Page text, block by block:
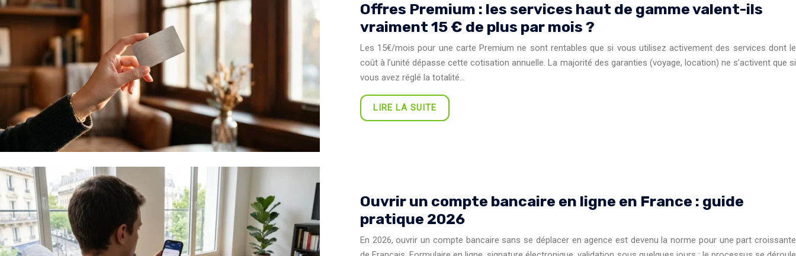
Offres Premium : les services haut de gamme valent-ils
vraiment 15 € de plus par mois ?
Les 15€/mois pour une carte Premium ne sont rentables que si vous utilisez activement des services dont le
coût à l’unité dépasse cette cotisation annuelle. La majorité des garanties (voyage, location) ne s’activent que si
vous avez réglé la totalité…
LIRE LA SUITE
Ouvrir un compte bancaire en ligne en France : guide
pratique 2026
En 2026, ouvrir un compte bancaire sans se déplacer en agence est devenu la norme pour une part croissante